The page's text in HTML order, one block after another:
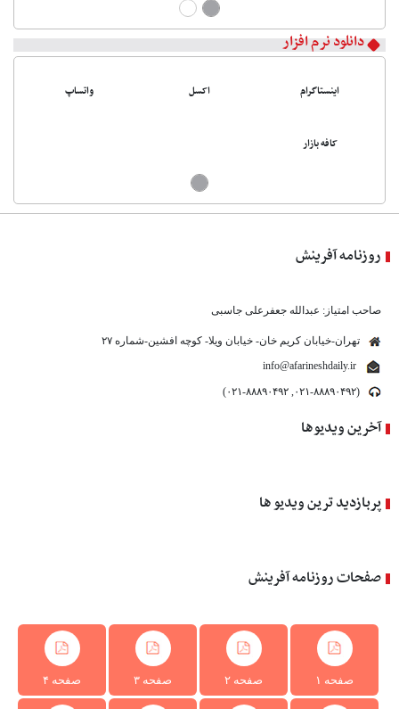
دانلود نرم افزار
اینستاگرام اکسل واتساپ
کافه بازار
روزنامه آفرینش
صاحب امتیاز: عبدالله جعفرعلی جاسبی
تهران-خیابان کریم خان- خیابان ویلا- کوچه افشین-شماره ۲۷
info@afarineshdaily.ir
(۰۲۱-۸۸۸۹۰۴۹۲, ۰۲۱-۸۸۸۹۰۴۹۲)
آخرین ویدیوها
پربازدید ترین ویدیو ها
صفحات روزنامه آفرینش
صفحه ۱ صفحه ۲ صفحه ۳ صفحه ۴